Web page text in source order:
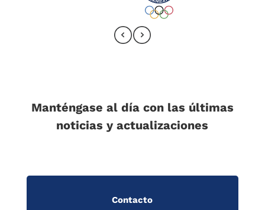
Manténgase al día con las últimas
noticias y actualizaciones
Contacto